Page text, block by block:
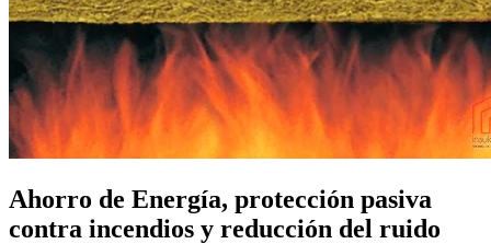
Ahorro de Energía, protección pasiva
contra incendios y reducción del ruido